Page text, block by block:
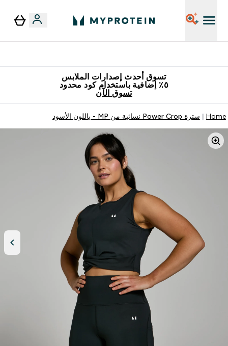
تسوق أحدث إصدارات الملابس
٥٪ إضافية باستخدام كود محدود
تسوق الآن
Home سترة Power Crop نسائية من MP - باللون الأسود